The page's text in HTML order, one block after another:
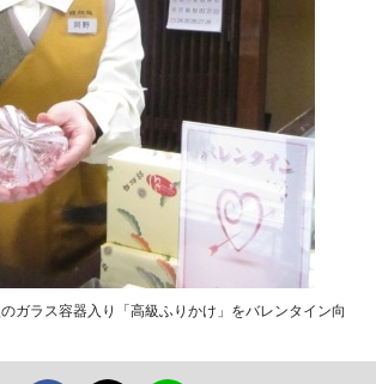
のガラス容器入り「高級ふりかけ」をバレンタイン向